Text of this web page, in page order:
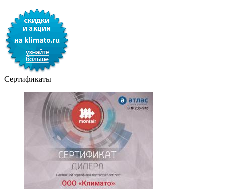
Сертификаты